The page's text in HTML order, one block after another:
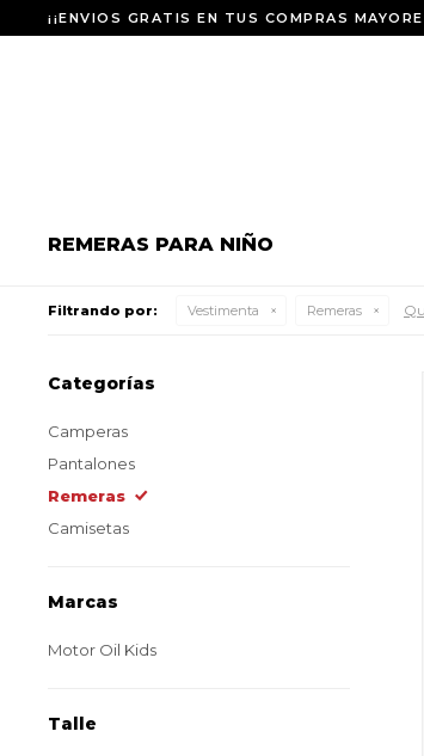
¡¡ENVIOS GRATIS EN TUS COMPRAS
REMERAS PARA NIÑO
Filtrando por: Vestimenta Remeras
Categorías
Camperas
Pantalones
Remeras
Camisetas
Marcas
Motor Oil Kids
Talle